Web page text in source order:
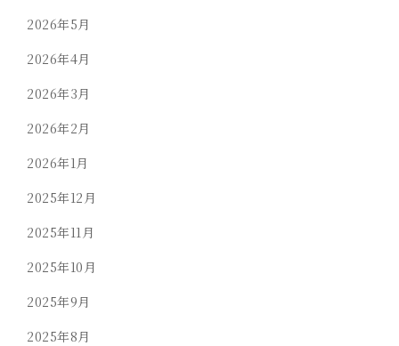
2026年5月
2026年4月
2026年3月
2026年2月
2026年1月
2025年12月
2025年11月
2025年10月
2025年9月
2025年8月